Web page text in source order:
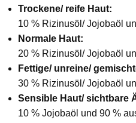
Trockene/ reife Haut:
10 % Rizinusöl/ Jojobaöl
Normale Haut:
20 % Rizinusöl/ Jojobaöl
Fettige/ unreine/
30 % Rizinusöl/ Jojobaöl
Sensible Haut/ sichtbare
10 % Jojobaöl und 90 %